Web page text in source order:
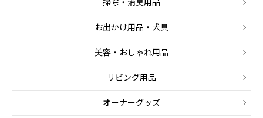
掃除・消臭用品
お出かけ用品・犬具
美容・おしゃれ用品
リビング用品
オーナーグッズ